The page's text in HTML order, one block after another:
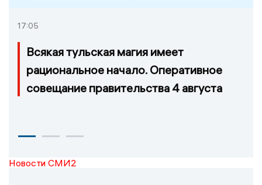
17:05
Всякая тульская магия имеет
рациональное начало. Оперативное
совещание правительства 4 августа
Новости СМИ2